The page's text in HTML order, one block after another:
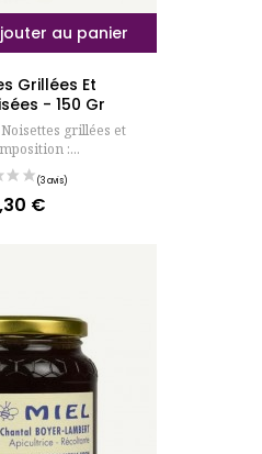
au panier
Grillées Et
- 150 Gr
grillées et
:...
€